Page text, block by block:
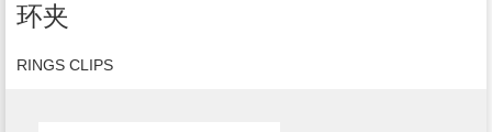
环夹
RINGS CLIPS